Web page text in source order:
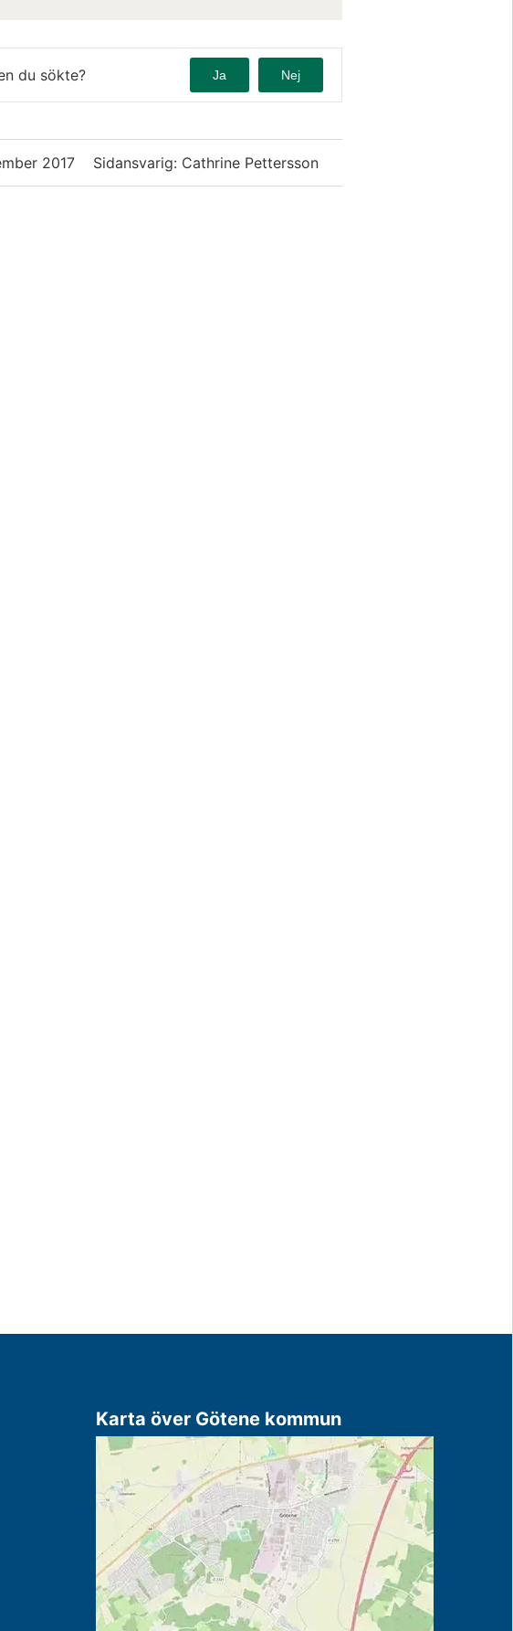
du sökte? Ja Nej
2017 Sidansvarig: Cathrine Pettersson
Karta över Götene kommun